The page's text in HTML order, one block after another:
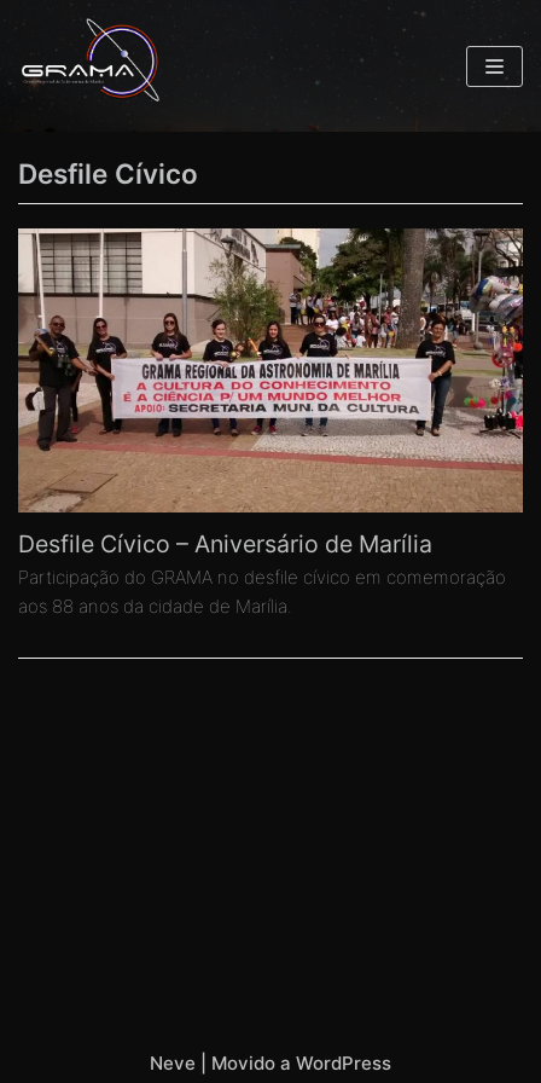
Pular
para
Desfile Cívico
Desfile Cívico – Aniversário de Marília
Participação do GRAMA no desfile cívico em comemoração
aos 88 anos da cidade de Marília.
Neve | Movido a WordPress